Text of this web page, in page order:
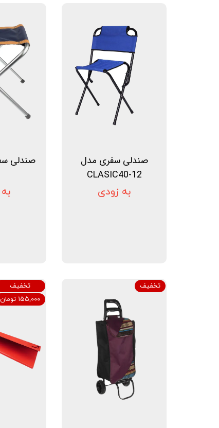
سماور
لوازم برقی
آرایشی و بهداشتی
محصولات تخفیف دار
صندلی سفری مدل
CLASIC40-12
به زودی
تخفیف
تخفیف
۱۵۵,۰۰۰ تومان